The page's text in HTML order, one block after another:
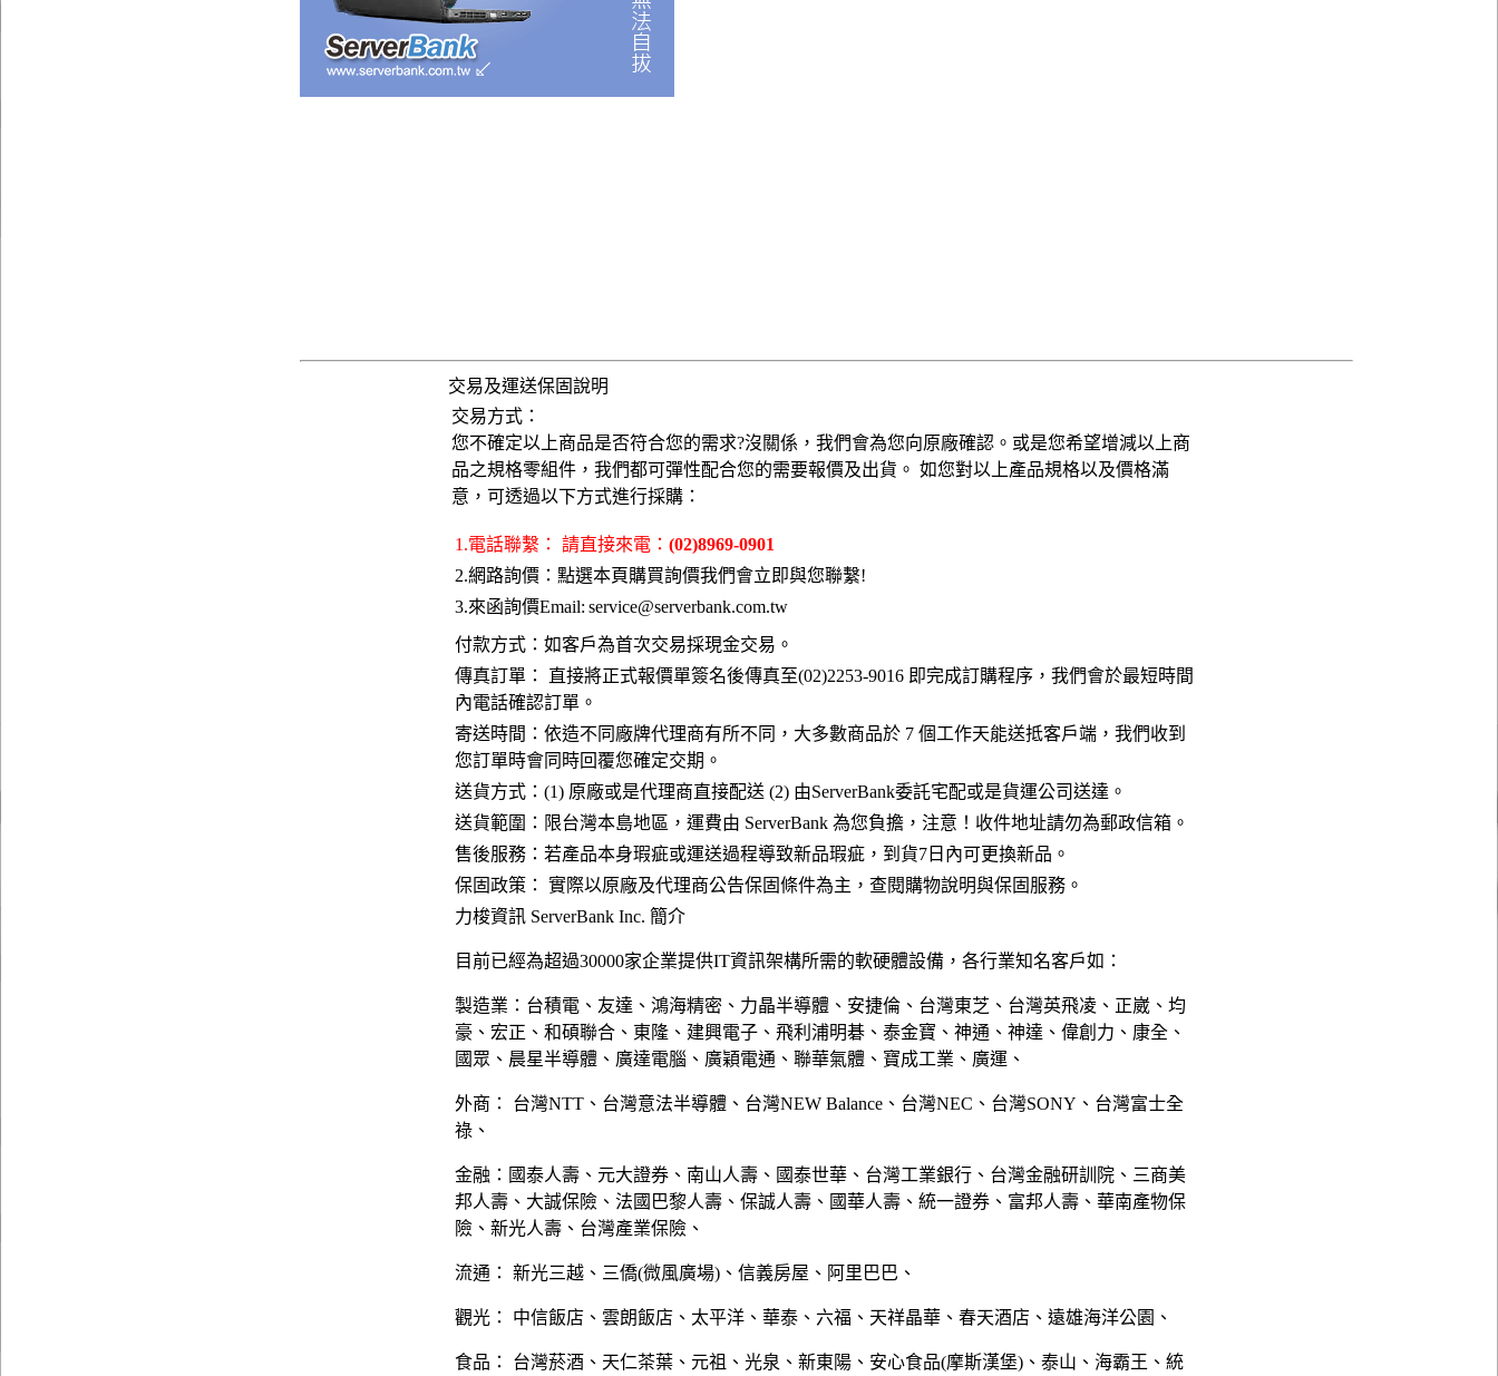
交易及運送保固說明
交易方式：
您不確定以上商品是否符合您的需求?沒關係，我們會為您向原廠確認。或是您希望增減以上商
品之規格零組件，我們都可彈性配合您的需要報價及出貨。 如您對以上產品規格以及價格滿
意，可透過以下方式進行採購：
1.電話聯繫： 請直接來電： (02)8969-0901
2.網路詢價：點選本頁購買詢價我們會立即與您聯繫!
3.來函詢價Email: service@serverbank.com.tw
付款方式：如客戶為首次交易採現金交易。
傳真訂單： 直接將正式報價單簽名後傳真至(02)2253-9016 即完成訂購程序，我們會於最短時間
內電話確認訂單。
寄送時間：依造不同廠牌代理商有所不同，大多數商品於 7 個工作天能送抵客戶端，我們收到
您訂單時會同時回覆您確定交期。
送貨方式：(1) 原廠或是代理商直接配送 (2) 由ServerBank委託宅配或是貨運公司送達。
送貨範圍：限台灣本島地區，運費由 ServerBank 為您負擔，注意！收件地址請勿為郵政信箱。
售後服務：若產品本身瑕疵或運送過程導致新品瑕疵，到貨7日內可更換新品。
保固政策： 實際以原廠及代理商公告保固條件為主，查閱購物說明與保固服務。
力梭資訊 ServerBank Inc. 簡介
目前已經為超過30000家企業提供IT資訊架構所需的軟硬體設備，各行業知名客戶如：
製造業：台積電、友達、鴻海精密、力晶半導體、安捷倫、台灣東芝、台灣英飛凌、正崴、均
豪、宏正、和碩聯合、東隆、建興電子、飛利浦明碁、泰金寶、神通、神達、偉創力、康全、
國眾、晨星半導體、廣達電腦、廣穎電通、聯華氣體、寶成工業、廣運、
外商： 台灣NTT、台灣意法半導體、台灣NEW Balance、台灣NEC、台灣SONY、台灣富士全
祿、
金融：國泰人壽、元大證券、南山人壽、國泰世華、台灣工業銀行、台灣金融研訓院、三商美
邦人壽、大誠保險、法國巴黎人壽、保誠人壽、國華人壽、統一證券、富邦人壽、華南產物保
險、新光人壽、台灣產業保險、
流通： 新光三越、三僑(微風廣場)、信義房屋、阿里巴巴、
觀光： 中信飯店、雲朗飯店、太平洋、華泰、六福、天祥晶華、春天酒店、遠雄海洋公園、
食品： 台灣菸酒、天仁茶葉、元祖、光泉、新東陽、安心食品(摩斯漢堡)、泰山、海霸王、統